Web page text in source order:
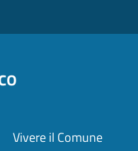
Vivere il Comune